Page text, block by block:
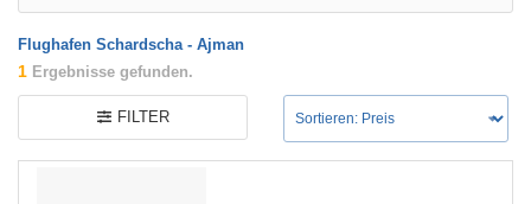
Flughafen Schardscha - Ajman
1 Ergebnisse gefunden.
FILTER